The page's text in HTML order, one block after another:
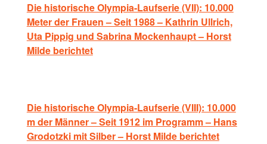
Die historische Olympia-Laufserie (VII): 10.000
Meter der Frauen – Seit 1988 – Kathrin Ullrich,
Uta Pippig und Sabrina Mockenhaupt – Horst
Milde berichtet
Die historische Olympia-Laufserie (VIII): 10.000
m der Männer – Seit 1912 im Programm – Hans
Grodotzki mit Silber – Horst Milde berichtet